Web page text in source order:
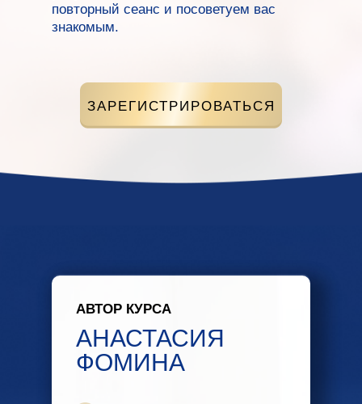
ЗАРЕГИСТРИРОВАТЬСЯ
повторный сеанс и посоветуем вас
знакомым.
АНАСТАСИЯ
ФОМИНА
АВТОР КУРСА